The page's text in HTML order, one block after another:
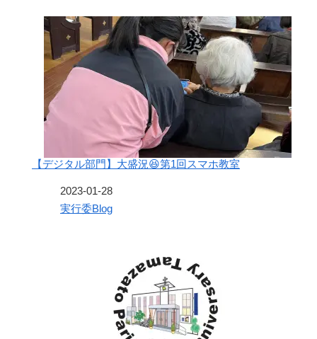
【デジタル部門】大盛況😆第1回スマホ教室
2023-01-28
関連理由実行委Blog